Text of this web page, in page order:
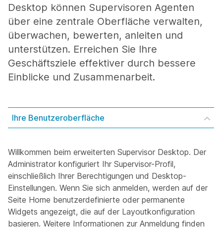
Desktop können Supervisoren Agenten
über eine zentrale Oberfläche verwalten,
überwachen, bewerten, anleiten und
unterstützen. Erreichen Sie Ihre
Geschäftsziele effektiver durch bessere
Einblicke und Zusammenarbeit.
Ihre Benutzeroberfläche
Willkommen beim erweiterten Supervisor Desktop. Der
Administrator konfiguriert Ihr Supervisor-Profil,
einschließlich Ihrer Berechtigungen und Desktop-
Einstellungen. Wenn Sie sich anmelden, werden auf der
Seite Home benutzerdefinierte oder permanente
Widgets angezeigt, die auf der Layoutkonfiguration
basieren. Weitere Informationen zur Anmeldung finden